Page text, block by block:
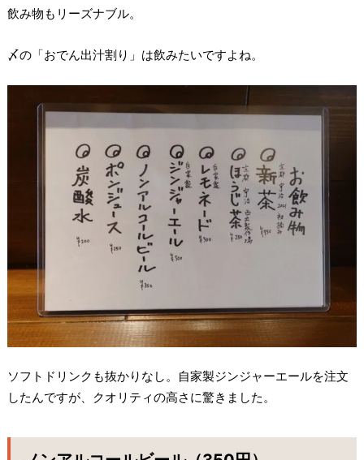
飲み物もリーズナブル。
〆の「おでん出汁割り」は飲みたいですよね。
ソフトドリンクも抜かりなし。自家製ジンジャーエールを注文
したんですが、クオリティの高さに驚きました。